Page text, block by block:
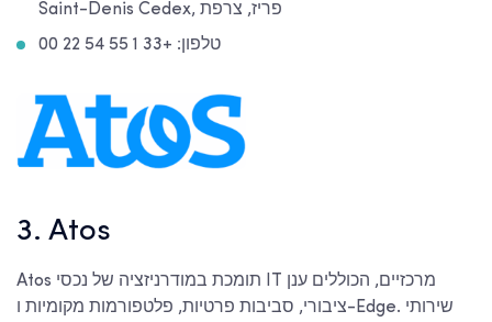
Saint-Denis Cedex, פריז, צרפת
טלפון: +33 1 55 54 22 00
3. Atos
Atos תומכת במודרניזציה של נכסי IT מרכזיים, הכוללים ענן
ציבורי, סביבות פרטיות, פלטפורמות מקומיות ו-Edge. שירותי